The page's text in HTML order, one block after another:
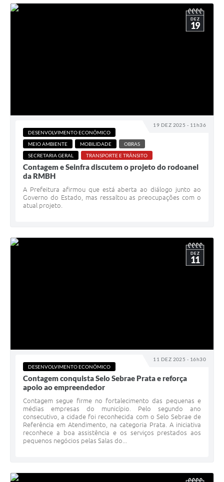
19 DEZ 2025 - 11h36
DEZ
19
DESENVOLVIMENTO ECONÔMICO
MEIO AMBIENTE
MOBILIDADE
OBRAS
SECRETARIA GERAL
TRANSPORTE E TRÂNSITO
Contagem e Seinfra discutem o projeto do rodoanel
da RMBH
A Prefeitura afirmou que está aberta ao diálogo junto ao
Governo do Estado, mas ressaltou as preocupações com o
atual projeto.
11 DEZ 2025 - 16h30
DEZ
11
DESENVOLVIMENTO ECONÔMICO
Contagem conquista Selo Sebrae Prata e reforça
apoio ao empreendedor
Contagem segue firme no fortalecimento das pequenas e
médias empresas do município. Pelo segundo ano
consecutivo, a cidade foi reconhecida com o Selo Sebrae de
Referência em Atendimento, na categoria Prata. A iniciativa
reconhece a boa assistência e os serviços prestados aos
pequenos negócios pelas Salas do...